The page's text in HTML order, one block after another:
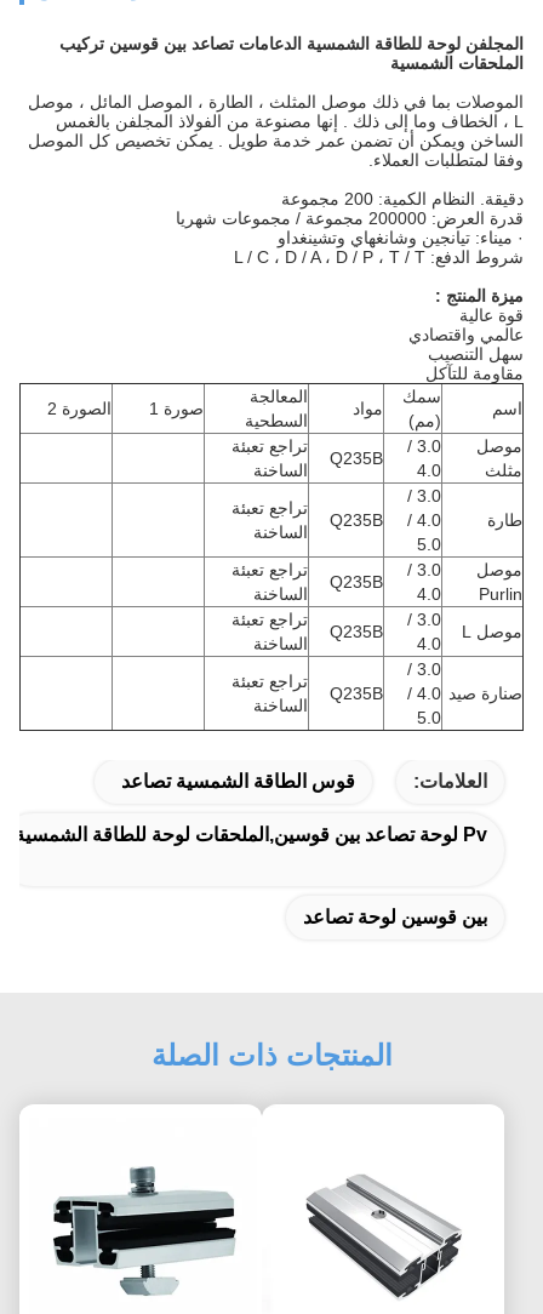
المجلفن لوحة للطاقة الشمسية الدعامات تصاعد بين قوسين تركيب
الملحقات الشمسية
الموصلات بما في ذلك موصل المثلث ، الطارة ، الموصل المائل ، موصل
L ، الخطاف وما إلى ذلك
إنها مصنوعة من الفولاذ المجلفن بالغمس
الساخن ويمكن أن تضمن عمر خدمة طويل
يمكن تخصيص كل الموصل
وفقا لمتطلبات العملاء.
دقيقة. النظام الكمية: 200 مجموعة
قدرة العرض: 200000 مجموعة / مجموعات شهريا
· ميناء: تيانجين وشانغهاي وتشينغداو
شروط الدفع: L / C ، D / A ، D / P ، T / T
ميزة المنتج :
قوة عالية
عالمي واقتصادي
سهل التنصيب
مقاومة للتآكل
اسم
سمك
(مم)
مواد
المعالجة
السطحية
صورة 1
الصورة 2
موصل
مثلث
3.0 /
4.0
Q235B
تراجع تعبئة
الساخنة
طارة
3.0 /
4.0 /
5.0
Q235B
تراجع تعبئة
الساخنة
موصل
Purlin
3.0 /
4.0
Q235B
تراجع تعبئة
الساخنة
موصل L
3.0 /
4.0
Q235B
تراجع تعبئة
الساخنة
صنارة صيد
3.0 /
4.0 /
5.0
Q235B
تراجع تعبئة
الساخنة
العلامات: قوس الطاقة الشمسية تصاعد
Pv لوحة تصاعد بين قوسين,الملحقات لوحة للطاقة الشمسية
بين قوسين لوحة تصاعد
المنتجات ذات الصلة